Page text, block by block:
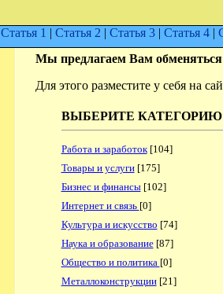
Статья 1 | Статья 2 | Статья 3 | Статья 4 |
Мы предлагаем Вам
Для этого разместите у себя на
ВЫБЕРИТЕ КАТЕГОРИЮ
Работа и заработок[104]
Товары и услуги[175]
Бизнес и финансы[102]
Интернет и связь [0]
Культура и искусство [74]
Наука и образование[87]
Общество и политика [0]
Металлоконструкции[21]